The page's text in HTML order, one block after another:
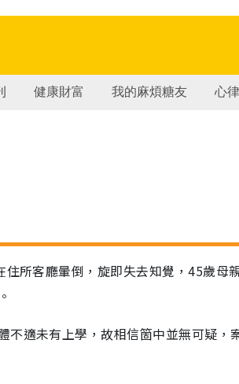
健康財富 我的麻煩糖友 心
所客廳暈倒，旋即失去知覺，45歲母
適未有上學，故相信箇中並無可疑，